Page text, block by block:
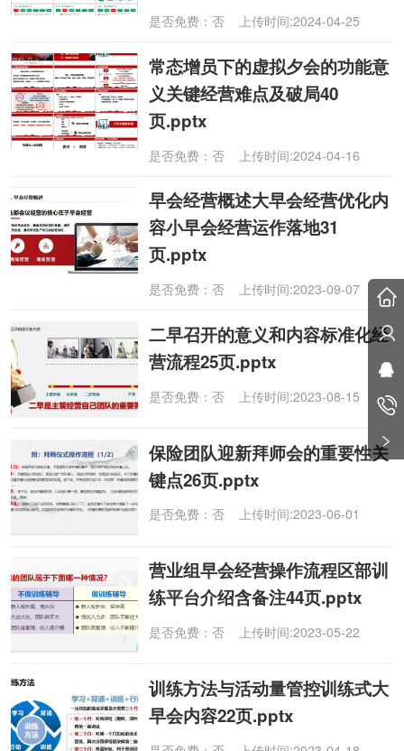
是否免费：否 上传时间:2024-04-25
常态增员下的虚拟夕会的功能意
义关键经营难点及破局40
页.pptx
是否免费：否 上传时间:2024-04-16
早会经营概述大早会经营优化内
容小早会经营运作落地31
页.pptx
是否免费：否 上传时间:2023-09-07
二早召开的意义和内容标准化经
营流程25页.pptx
是否免费：否 上传时间:2023-08-15
保险团队迎新拜师会的重要性关
键点26页.pptx
是否免费：否 上传时间:2023-06-01
营业组早会经营操作流程区部训
练平台介绍含备注44页.pptx
是否免费：否 上传时间:2023-05-22
训练方法与活动量管控训练式大
早会内容22页.pptx